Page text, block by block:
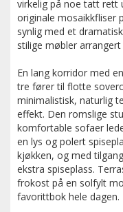
virkelig på noe tatt rett
originale mosaikkfliser
synlig med et
stilige møbler
En lang korridor med
tre fører til flotte
minimalistisk, naturlig
effekt. Den romslige
komfortable sofaer
en lys og polert
kjøkken, og med
ekstra spiseplass.
frokost på en solfylt
favorittbok hele dagen.